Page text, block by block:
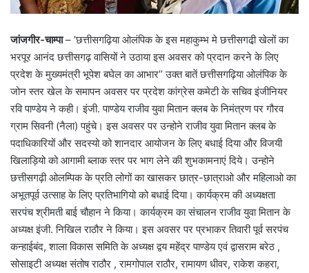
जांजगीर-चाम्पा– ’छत्तीसगढ़िया ओलंपिक के इस महाकुम्भ मे छत्तीसगढी़ खेलों का
भरपूर आनंद छत्तीसगढ़ वासियों ने उठाया इस अवसर को प्रदान करने के लिए
प्रदेश के मुख्यमंत्री भूपेश बघेल का आभार’’ उक्त बातें छत्तीसगढ़िया ओलंपिक के
जोन स्तर खेल के समापन अवसर पर प्रदेश कांग्रेस कमेटी के सचिव इंजीनियर
रवि पाण्डेय ने कही। इंजी. पाण्डेय राजीव युवा मितान क्लब के निमंत्रण पर गौरव
ग्राम सिवनी (नैला) पहुंचे। इस अवसर पर उन्होने राजीव युवा मितान क्लब के
पदाधिकारियों और सदस्यो को शानदार आयोजन के लिए बधाई दिया और विजयी
खिलाड़ियो को आगामी ब्लाक स्तर पर भाग लेने की शुभकामनाएं दिये। उन्होने
छत्तीसगढ़ी ओलम्पिक के प्रति लोगों का खासकर छात्र-छात्राओ और महिलाओ का
अभूतपूर्व उत्साह के लिए प्रतिभागियो को बधाई दिया। कार्यक्रम की अध्यक्षता
सरपंच श्रीमती बाई चौहान ने किया। कार्यक्रम का संचालन राजीव युवा मितान के
अध्यक्ष इंजी. निखिल राठौर ने किया। इस अवसर पर प्रभाकर तिवारी पूर्व सरपंच
कन्हाईबंद, शाला विकास समिति के अध्यक्ष द्वय महेंद्र पाण्डेय एवं द्वासराम बरेठ ,
सोसाइटी अध्यक्ष संतोष राठौर , रामगोपाल राठौर, रामायण धीवर, राकेश कहरा,